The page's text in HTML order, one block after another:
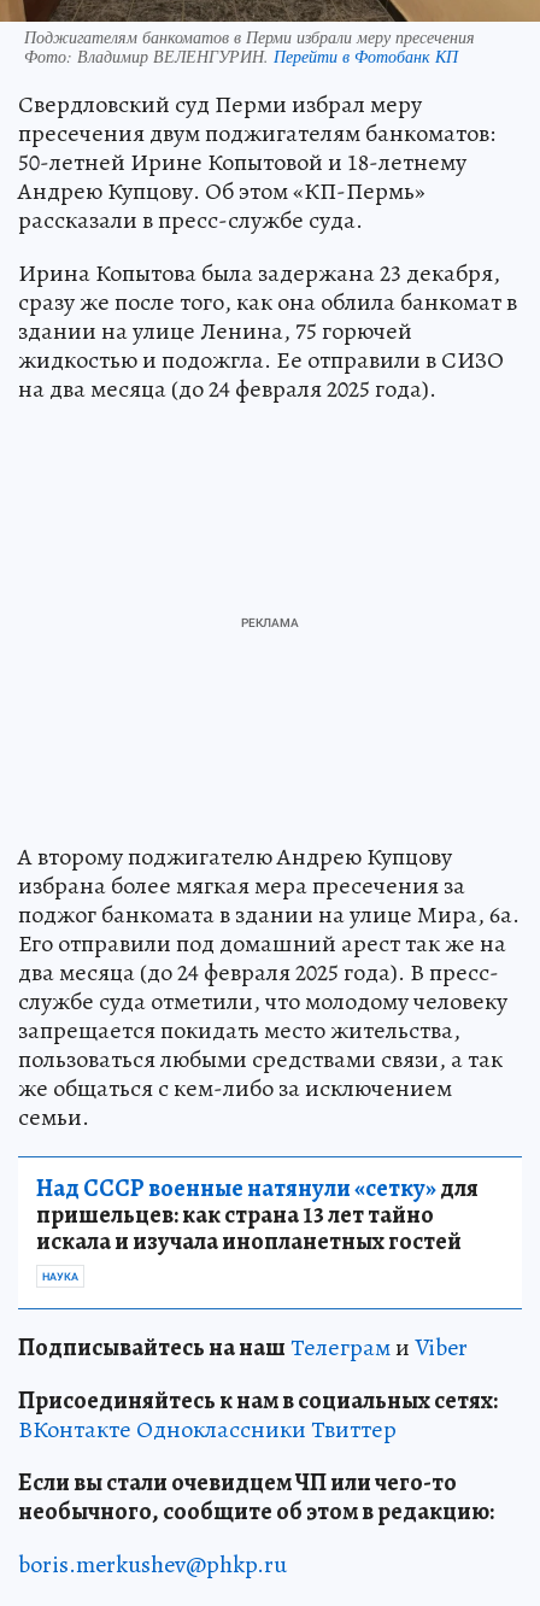
Поджигателям банкоматов в Перми избрали меру пресечения
Фото: Владимир ВЕЛЕНГУРИН. Перейти в Фотобанк КП
Свердловский суд Перми избрал меру
пресечения двум поджигателям банкоматов:
50-летней Ирине Копытовой и 18-летнему
Андрею Купцову. Об этом «КП-Пермь»
рассказали в пресс-службе суда.
Ирина Копытова была задержана 23 декабря,
сразу же после того, как она облила банкомат в
здании на улице Ленина, 75 горючей
жидкостью и подожгла. Ее отправили в СИЗО
на два месяца (до 24 февраля 2025 года).
А второму поджигателю Андрею Купцову
избрана более мягкая мера пресечения за
поджог банкомата в здании на улице Мира, 6а.
Его отправили под домашний арест так же на
два месяца (до 24 февраля 2025 года). В пресс-
службе суда отметили, что молодому человеку
запрещается покидать место жительства,
пользоваться любыми средствами связи, а так
же общаться с кем-либо за исключением
семьи.
Над СССР военные натянули «сетку»для
пришельцев: как страна 13 лет тайно
искала и изучала инопланетных гостей
НАУКА
Подписывайтесь на нашТелеграмиViber
Присоединяйтесь к нам в социальных сетях:
ВКонтакте ОдноклассникиТвиттер
Если вы стали очевидцем ЧП или чего-то
необычного, сообщите об этом в редакцию:
boris.merkushev@phkp.ru